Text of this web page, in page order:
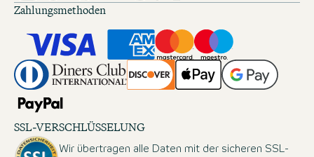
Zahlungsmethoden
SSL-VERSCHLÜSSELUNG
Wir übertragen alle Daten mit der sicheren SSL-